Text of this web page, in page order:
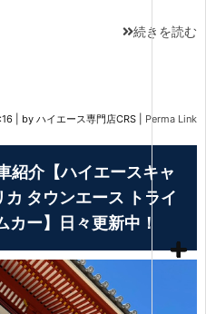
続きを読む
by ハイエース専門店CRS Perma Link
紹介【ハイエースキャ
タウンエース トライ
カー】日々更新中！